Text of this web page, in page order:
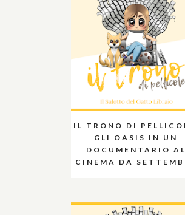
IL TRONO DI
GLI OASIS IN UN
DOCUMENTARIO AL
CINEMA DA